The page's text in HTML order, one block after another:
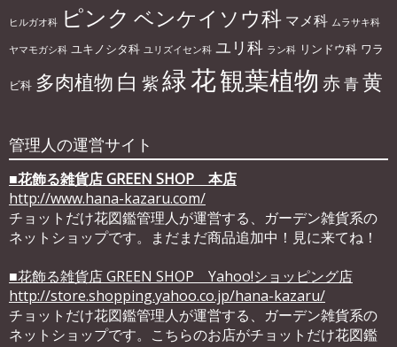
ヒルガオ科 ピンク ベンケイソウ科 マメ科 ムラサキ科
ヤマモガシ科 ユキノシタ科 ユリズイセン科 ユリ科 ラン科 リンドウ科 ワラ
ビ科 多肉植物 白 紫緑花観葉植物 赤 青黄
管理人の運営サイト
■花飾る雑貨店 GREEN SHOP 本店
http://www.hana-kazaru.com/
チョットだけ花図鑑管理人が運営する、ガーデン雑貨系の
ネットショップです。まだまだ商品追加中！見に来てね！
■花飾る雑貨店 GREEN SHOP Yahoo!ショッピング店
http://store.shopping.yahoo.co.jp/hana-kazaru/
チョットだけ花図鑑管理人が運営する、ガーデン雑貨系の
ネットショップです。こちらのお店がチョットだけ花図鑑